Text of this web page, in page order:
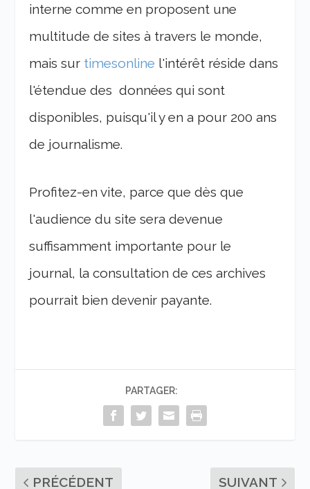
interne comme en proposent une
multitude de sites à travers le monde,
mais sur timesonline l'intérêt réside dans
l'étendue des données qui sont
disponibles, puisqu'il y en a pour 200 ans
de journalisme.
Profitez-en vite, parce que dès que
l'audience du site sera devenue
suffisamment importante pour le
journal, la consultation de ces archives
pourrait bien devenir payante.
PARTAGER:
PRÉCÉDENT SUIVANT